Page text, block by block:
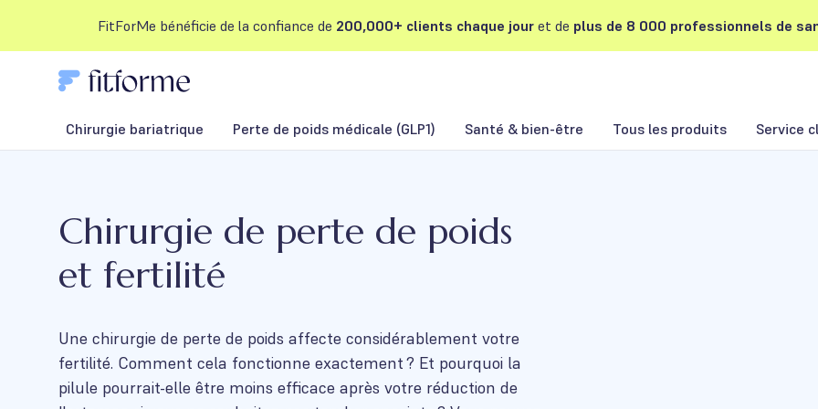
FitForMe bénéficie de la confiance de 200,000+ clients chaque jouret de plus de 8 000 professionnels de
Chirurgie bariatrique Perte de poids médicale (GLP1) Santé & bien-être Tous les produits Service
Chirurgie de perte de poids
et fertilité
Une chirurgie de perte de poids affecte considérablement votre
fertilité. Comment cela fonctionne exactement ? Et pourquoi la
pilule pourrait-elle être moins efficace après votre réduction de